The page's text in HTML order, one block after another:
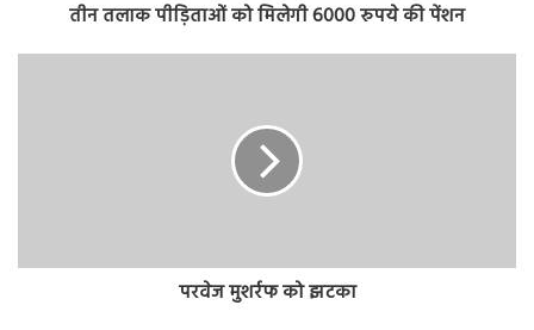
तीन तलाक पीड़िताओं को मिलेगी 6000 रुपये की पेंशन
परवेज मुशर्रफ को झटका